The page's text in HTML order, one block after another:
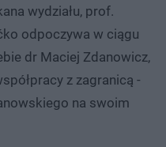
wydziału, prof.
odpoczywa w ciągu
dr Maciej Zdanowicz,
z zagranicą -
na swoim